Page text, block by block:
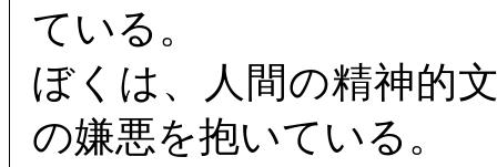
ている。
ぼくは、人間の精神的
の嫌悪を抱いている。